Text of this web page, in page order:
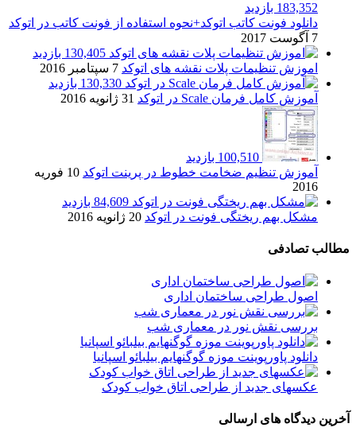
183,352 بازدید
دانلود فونت کاتب اتوکد+نحوه استفاده از فونت کاتب در اتوکد
7 آگوست 2017
130,405 بازدید
اموزش تنظیمات پلات نقشه های اتوکد 7 سپتامبر 2016
130,330 بازدید
آموزش کامل فرمان Scale در اتوکد
31 ژانویه 2016
100,510 بازدید
آموزش تنظیم ضخامت خطوط در پرینت اتوکد
10 فوریه
2016
84,609 بازدید
مشکل بهم ریختگی فونت در اتوکد 20 ژانویه 2016
مطالب تصادفی
اصول طراحی ساختمان اداری
بررسی نقش نور در معماری شب
دانلود پاورپوینت موزه گوگنهایم بیلبائو اسپانیا
عکسهای جدید از طراحی اتاق خواب کودک
آخرین دیدگاه های ارسالی